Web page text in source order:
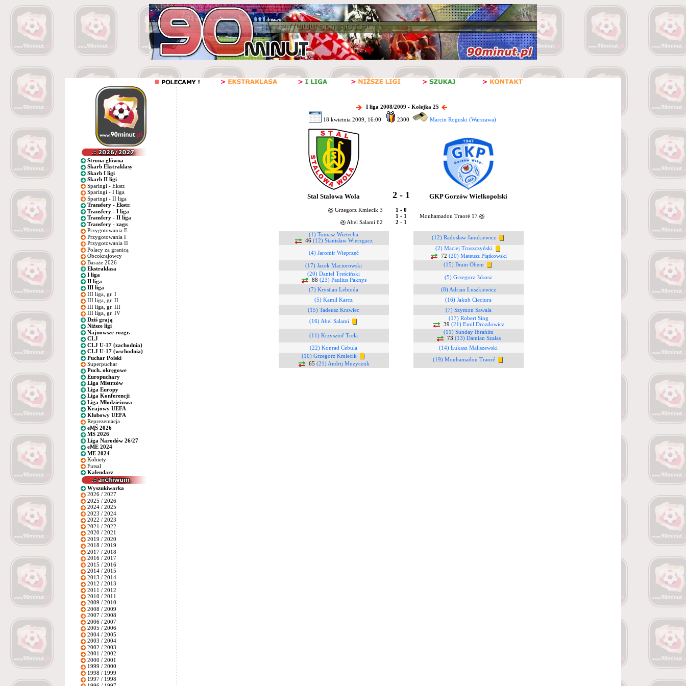
Strona główna
Skarb Ekstraklasy
Skarb I ligi
Skarb II ligi
Sparingi - Ekstr.
Sparingi - I liga
Sparingi - II liga
Transfery - Ekstr.
Transfery - I liga
Transfery - II liga
Transfery - zagr.
Przygotowania E
Przygotowania I
Przygotowania II
Polacy za granicą
Obcokrajowcy
Baraże 2026
Ekstraklasa
I liga
II liga
III liga
III liga, gr. I
III liga, gr. II
III liga, gr. III
III liga, gr. IV
Dziś grają
Niższe ligi
Najnowsze rozgr.
CLJ
CLJ U-17 (zachodnia)
CLJ U-17 (wschodnia)
Puchar Polski
Superpuchar
Puch. okręgowe
Europuchary
Liga Mistrzów
Liga Europy
Liga Konferencji
Liga Młodzieżowa
Krajowy UEFA
Klubowy UEFA
Reprezentacja
eMŚ 2026
MŚ 2026
Liga Narodów 26/27
eME 2024
ME 2024
Kobiety
Futsal
Kalendarz
Wyszukiwarka
2026 / 2027
2025 / 2026
2024 / 2025
2023 / 2024
2022 / 2023
2021 / 2022
2020 / 2021
2019 / 2020
2018 / 2019
2017 / 2018
2016 / 2017
2015 / 2016
2014 / 2015
2013 / 2014
2012 / 2013
2011 / 2012
2010 / 2011
2009 / 2010
2008 / 2009
2007 / 2008
2006 / 2007
2005 / 2006
2004 / 2005
2003 / 2004
2002 / 2003
2001 / 2002
2000 / 2001
1999 / 2000
1998 / 1999
1997 / 1998
I liga 2008/2009 - Kolejka 25
18 kwietnia 2009, 16:00 2300 Marcin Roguski (Warszawa)
Stal Stalowa Wola 2 - 1 GKP Gorzów Wielkopolski
Grzegorz Kmiecik 3
1 - 0
1 - 1
Mouhamadou Traoré 17
Abel Salami 62
2 - 1
(1) Tomasz Wietecha
46 (12) Stanisław Wierzgacz (12) Radosław Janukiewicz
(4) Jaromir Wieprzęć
(2) Maciej Truszczyński
72 (20) Mateusz Piątkowski
(17) Jacek Maciorowski
(15) Brain Obem
(20) Daniel Treściński
88 (23) Paulius Paknys
(5) Grzegorz Jakosz
(7) Krystian Lebioda
(8) Adrian Łuszkiewicz
(5) Kamil Karcz
(16) Jakub Cieciura
(15) Tadeusz Krawiec
(7) Szymon Sawala
(16) Abel Salami
(17) Robert Sing
39 (21) Emil Drozdowicz
(11) Krzysztof Trela
(11) Sunday Ibrahim
73 (13) Damian Szałas
(22) Konrad Cebula
(14) Łukasz Maliszewski
(10) Grzegorz Kmiecik
65 (21) Andrij Muzyczuk
(19) Mouhamadou Traoré